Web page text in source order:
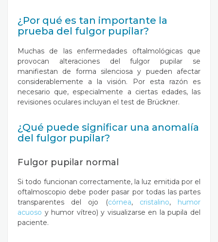
¿Por qué es tan importante la
prueba del fulgor pupilar?
Muchas de las enfermedades oftalmológicas que
provocan alteraciones del fulgor pupilar se
manifiestan de forma silenciosa y pueden afectar
considerablemente a la visión. Por esta razón es
necesario que, especialmente a ciertas edades, las
revisiones oculares incluyan el test de Brückner.
¿Qué puede significar una anomalía
del fulgor pupilar?
Fulgor pupilar normal
Si todo funcionan correctamente, la luz emitida por el
oftalmoscopio debe poder pasar por todas las partes
transparentes del ojo (córnea, cristalino, humor
acuoso y humor vítreo) y visualizarse en la pupila del
paciente.